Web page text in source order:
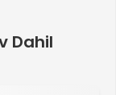
Dahil